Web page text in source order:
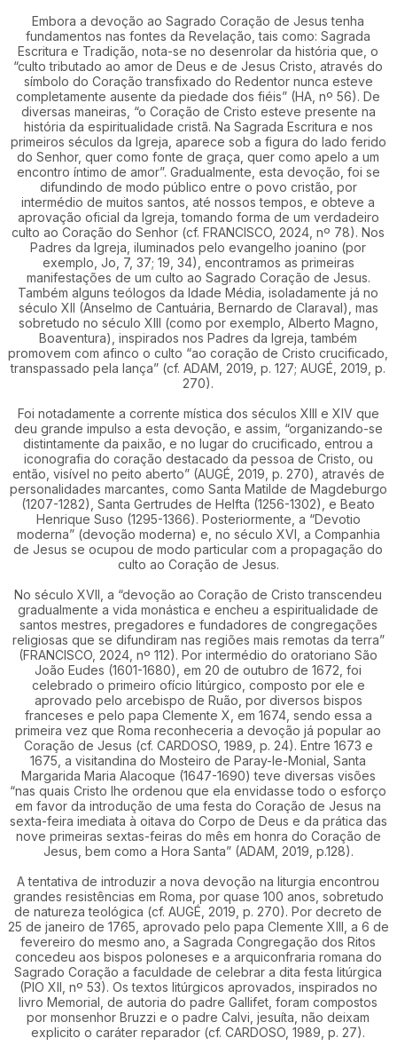
Embora a devoção ao Sagrado Coração de Jesus tenha
fundamentos nas fontes da Revelação, tais como: Sagrada
Escritura e Tradição, nota-se no desenrolar da história que, o
“culto tributado ao amor de Deus e de Jesus Cristo, através do
símbolo do Coração transfixado do Redentor nunca esteve
completamente ausente da piedade dos fiéis” (HA, nº 56). De
diversas maneiras, “o Coração de Cristo esteve presente na
história da espiritualidade cristã. Na Sagrada Escritura e nos
primeiros séculos da Igreja, aparece sob a figura do lado ferido
do Senhor, quer como fonte de graça, quer como apelo a um
encontro íntimo de amor”. Gradualmente, esta devoção, foi se
difundindo de modo público entre o povo cristão, por
intermédio de muitos santos, até nossos tempos, e obteve a
aprovação oficial da Igreja, tomando forma de um verdadeiro
culto ao Coração do Senhor (cf. FRANCISCO, 2024, nº 78). Nos
Padres da Igreja, iluminados pelo evangelho joanino (por
exemplo, Jo, 7, 37; 19, 34), encontramos as primeiras
manifestações de um culto ao Sagrado Coração de Jesus.
Também alguns teólogos da Idade Média, isoladamente já no
século XII (Anselmo de Cantuária, Bernardo de Claraval), mas
sobretudo no século XIII (como por exemplo, Alberto Magno,
Boaventura), inspirados nos Padres da Igreja, também
promovem com afinco o culto “ao coração de Cristo crucificado,
transpassado pela lança” (cf. ADAM, 2019, p. 127; AUGÉ, 2019, p.
270).
Foi notadamente a corrente mística dos séculos XIII e XIV que
deu grande impulso a esta devoção, e assim, “organizando-se
distintamente da paixão, e no lugar do crucificado, entrou a
iconografia do coração destacado da pessoa de Cristo, ou
então, visível no peito aberto” (AUGÉ, 2019, p. 270), através de
personalidades marcantes, como Santa Matilde de Magdeburgo
(1207-1282), Santa Gertrudes de Helfta (1256-1302), e Beato
Henrique Suso (1295-1366). Posteriormente, a “Devotio
moderna” (devoção moderna) e, no século XVI, a Companhia
de Jesus se ocupou de modo particular com a propagação do
culto ao Coração de Jesus.
No século XVII, a “devoção ao Coração de Cristo transcendeu
gradualmente a vida monástica e encheu a espiritualidade de
santos mestres, pregadores e fundadores de congregações
religiosas que se difundiram nas regiões mais remotas da terra”
(FRANCISCO, 2024, nº 112). Por intermédio do oratoriano São
João Eudes (1601-1680), em 20 de outubro de 1672, foi
celebrado o primeiro ofício litúrgico, composto por ele e
aprovado pelo arcebispo de Ruão, por diversos bispos
franceses e pelo papa Clemente X, em 1674, sendo essa a
primeira vez que Roma reconheceria a devoção já popular ao
Coração de Jesus (cf. CARDOSO, 1989, p. 24). Entre 1673 e
1675, a visitandina do Mosteiro de Paray-le-Monial, Santa
Margarida Maria Alacoque (1647-1690) teve diversas visões
“nas quais Cristo lhe ordenou que ela envidasse todo o esforço
em favor da introdução de uma festa do Coração de Jesus na
sexta-feira imediata à oitava do Corpo de Deus e da prática das
nove primeiras sextas-feiras do mês em honra do Coração de
Jesus, bem como a Hora Santa” (ADAM, 2019, p.128).
A tentativa de introduzir a nova devoção na liturgia encontrou
grandes resistências em Roma, por quase 100 anos, sobretudo
de natureza teológica (cf. AUGÉ, 2019, p. 270). Por decreto de
25 de janeiro de 1765, aprovado pelo papa Clemente XIII, a 6 de
fevereiro do mesmo ano, a Sagrada Congregação dos Ritos
concedeu aos bispos poloneses e a arquiconfraria romana do
Sagrado Coração a faculdade de celebrar a dita festa litúrgica
(PIO XII, nº 53). Os textos litúrgicos aprovados, inspirados no
livro Memorial, de autoria do padre Gallifet, foram compostos
por monsenhor Bruzzi e o padre Calvi, jesuíta, não deixam
explicito o caráter reparador (cf. CARDOSO, 1989, p. 27).